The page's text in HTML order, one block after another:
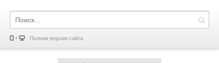
Полная версия сайта